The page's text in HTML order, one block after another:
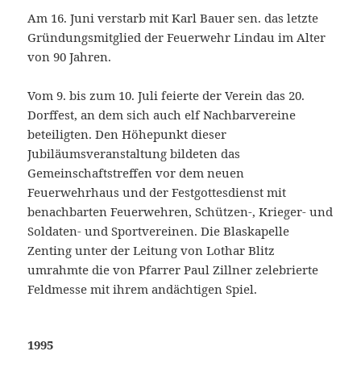
Am 16. Juni verstarb mit Karl Bauer sen. das letzte
Gründungsmitglied der Feuerwehr Lindau im Alter
von 90 Jahren.
Vom 9. bis zum 10. Juli feierte der Verein das 20.
Dorffest, an dem sich auch elf Nachbarvereine
beteiligten. Den Höhepunkt dieser
Jubiläumsveranstaltung bildeten das
Gemeinschaftstreffen vor dem neuen
Feuerwehrhaus und der Festgottesdienst mit
benachbarten Feuerwehren, Schützen-, Krieger- und
Soldaten- und Sportvereinen. Die Blaskapelle
Zenting unter der Leitung von Lothar Blitz
umrahmte die von Pfarrer Paul Zillner zelebrierte
Feldmesse mit ihrem andächtigen Spiel.
1995